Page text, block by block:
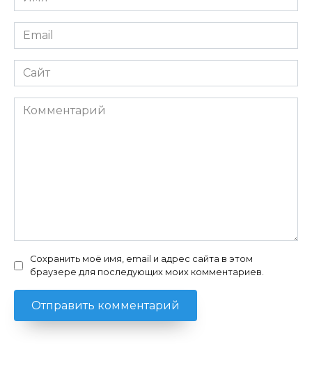
*
Email
*
Сайт
Комментарий
Сохранить моё имя, email и адрес сайта в этом
браузере для последующих моих комментариев.